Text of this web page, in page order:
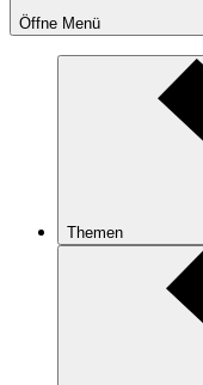
Öffne Menü
Themen